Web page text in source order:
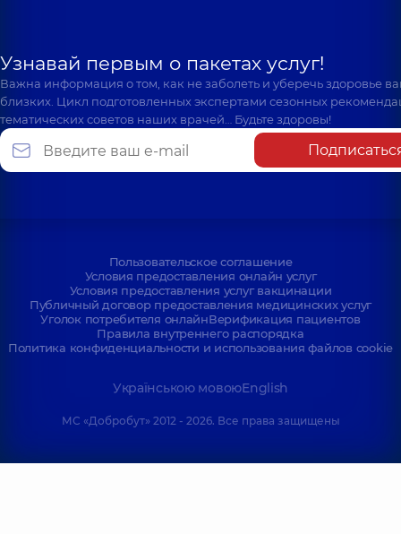
Узнавай первым о пакетах услуг!
Важна информация о том, как не заболеть и уберечь здоровье
близких. Цикл подготовленных экспертами сезонных
тематических советов наших врачей… Будьте здоровы!
Пользовательское соглашение
Условия предоставления онлайн услуг
Условия предоставления услуг вакцинации
Публичный договор предоставления медицинских услуг
Уголок потребителя онлайнВерификация пациентов
Правила внутреннего распорядка
Политика конфиденциальности и использования файлов cookie
Українською мовоюEnglish
МС «Добробут» 2012 - 2026. Все права защищены